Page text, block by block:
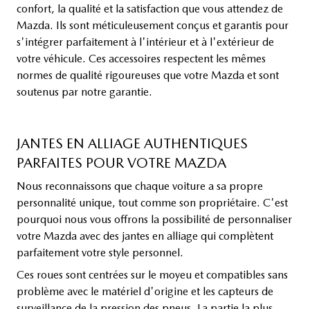
confort, la qualité et la satisfaction que vous attendez de
Mazda. Ils sont méticuleusement conçus et garantis pour
s'intégrer parfaitement à l'intérieur et à l'extérieur de
votre véhicule. Ces accessoires respectent les mêmes
normes de qualité rigoureuses que votre Mazda et sont
soutenus par notre garantie.
JANTES EN ALLIAGE AUTHENTIQUES
PARFAITES POUR VOTRE MAZDA
Nous reconnaissons que chaque voiture a sa propre
personnalité unique, tout comme son propriétaire. C'est
pourquoi nous vous offrons la possibilité de personnaliser
votre Mazda avec des jantes en alliage qui complètent
parfaitement votre style personnel.
Ces roues sont centrées sur le moyeu et compatibles sans
problème avec le matériel d'origine et les capteurs de